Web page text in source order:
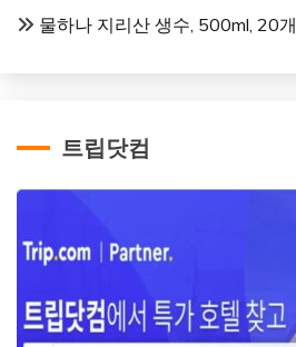
물하나 지리산 생수, 500ml, 20개
트립닷컴